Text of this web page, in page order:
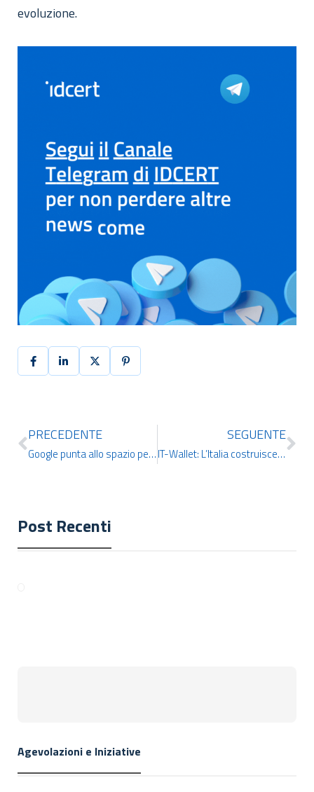
evoluzione.
PRECEDENTE
Google punta allo spazio per risolvere l’equazione energetica dell’intelligenza artificiale
SEGUENTE
IT-Wallet: L’Italia costruisce la sua identità digitale del futuro
Post Recenti
Agevolazioni e Iniziative